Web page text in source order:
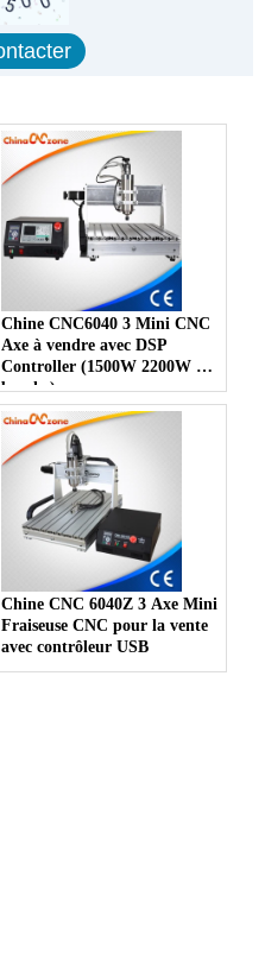
Chine CNC6040 3 Mini CNC
Axe à vendre avec DSP
Controller (1500W 2200W ou
broche)
Chine CNC 6040Z 3 Axe Mini
Fraiseuse CNC pour la vente
avec contrôleur USB